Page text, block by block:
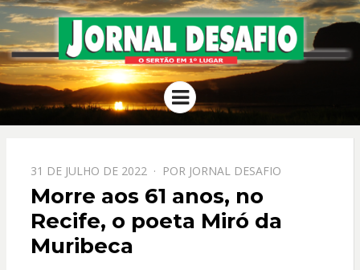
JORNAL
DESAFIO
O Sertão em 1º Lugar
Menu
PPOSTADO
EM
31 DE JULHO DE 2022 POR JORNAL DESAFIO
Morre aos 61 anos, no
Recife, o poeta Miró da
Muribeca